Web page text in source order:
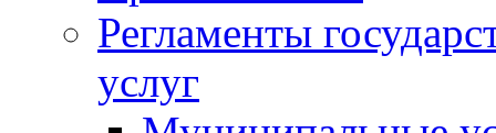
Регламенты
услуг